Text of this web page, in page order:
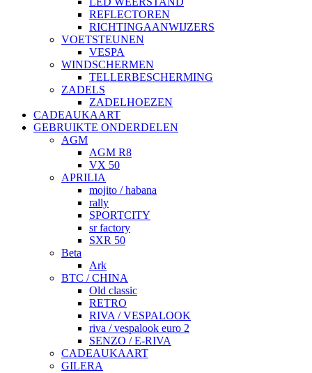
REFLECTOREN
RICHTINGAANWIJZERS
VOETSTEUNEN
VESPA
WINDSCHERMEN
TELLERBESCHERMING
ZADELS
ZADELHOEZEN
CADEAUKAART
GEBRUIKTE ONDERDELEN
AGM
AGM R8
VX 50
APRILIA
mojito / habana
rally
SPORTCITY
sr factory
SXR 50
Beta
Ark
BTC / CHINA
Old classic
RETRO
RIVA / VESPALOOK
riva / vespalook euro 2
SENZO / E-RIVA
CADEAUKAART
GILERA